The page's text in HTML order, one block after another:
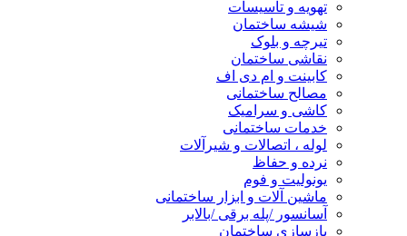
تهویه و تاسیسات
شیشه ساختمان
تیرچه و بلوک
نقاشی ساختمان
کابینت و ام دی اف
مصالح ساختمانی
کاشی و سرامیک
خدمات ساختمانی
لوله ، اتصالات و شیرآلات
نرده و حفاظ
یونولیت و فوم
ماشین آلات و ابزار ساختمانی
آسانسور /پله برقی /بالابر
بازسازی ساختمان